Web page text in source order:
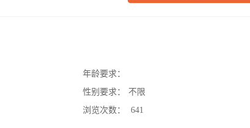
年龄要求：
性别要求：
不限
浏览次数：
641